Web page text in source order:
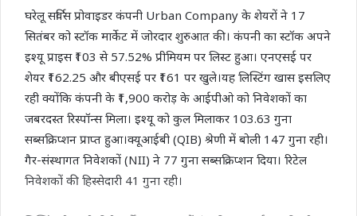
घरेलू सर्विस प्रोवाइडर कंपनी Urban Company के शेयरों ने 17
सितंबर को स्टॉक मार्केट में जोरदार शुरुआत की। कंपनी का स्टॉक अपने
इश्यू प्राइस ₹103 से 57.52% प्रीमियम पर लिस्ट हुआ। एनएसई पर
शेयर ₹162.25 और बीएसई पर ₹161 पर खुले।यह लिस्टिंग खास इसलिए
रही क्योंकि कंपनी के ₹1,900 करोड़ के आईपीओ को निवेशकों का
जबरदस्त रिस्पॉन्स मिला। इश्यू को कुल मिलाकर 103.63 गुना
सब्सक्रिप्शन प्राप्त हुआ।क्यूआईबी (QIB) श्रेणी में बोली 147 गुना रही।
गैर-संस्थागत निवेशकों (NII) ने 77 गुना सब्सक्रिप्शन दिया। रिटेल
निवेशकों की हिस्सेदारी 41 गुना रही।